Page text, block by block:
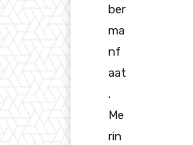
ber
ma
nf
aat
.
Me
rin